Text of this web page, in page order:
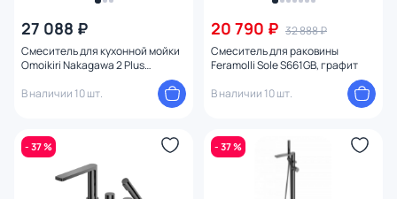
27 088 ₽
Смеситель для кухонной мойки
Omoikiri Nakagawa 2 Plus
В наличии 10 шт.
20 790 ₽ 32 888 ₽
Смеситель для раковины
Feramolli Sole S661GB, графит
В наличии 10 шт.
- 37 % - 37 %